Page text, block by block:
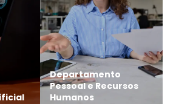
Departamento
Pessoal e Recursos
Humanos